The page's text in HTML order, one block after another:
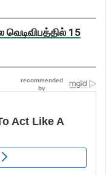
வெடிவிபத்தில் 15